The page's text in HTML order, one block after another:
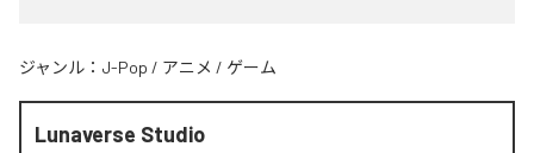
ジャンル： J-Pop / アニメ / ゲーム
Lunaverse Studio